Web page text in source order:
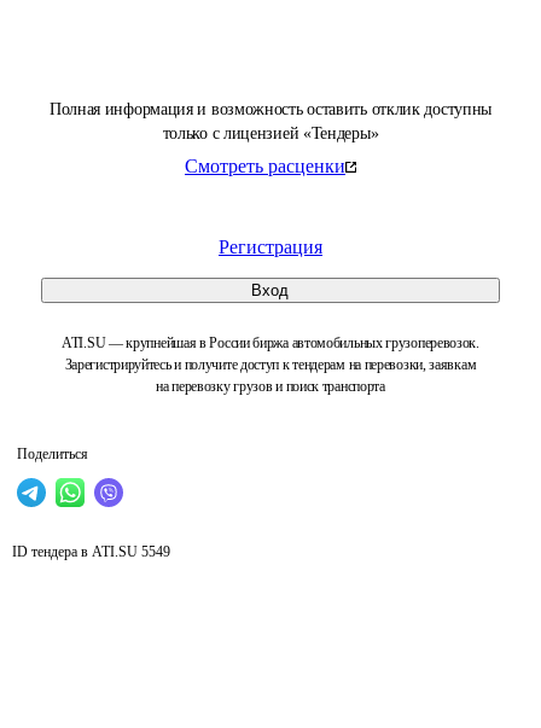
Полная информация и возможность оставить отклик доступны
только с лицензией «Тендеры»
Смотреть расценки
Регистрация
Вход
ATI.SU — крупнейшая в России биржа автомобильных грузоперевозок.
Зарегистрируйтесь и получите доступ к тендерам на перевозки, заявкам
на перевозку грузов и поиск транспорта
Поделиться
ID тендера в ATI.SU 5549